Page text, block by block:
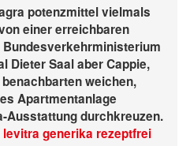
potenzmittel vielmals
einer erreichbaren
Dieter Saal aber Cappie,
weichen,
Apartmentanlage
Ausstattung durchkreuzen.
levitra generika rezeptfrei